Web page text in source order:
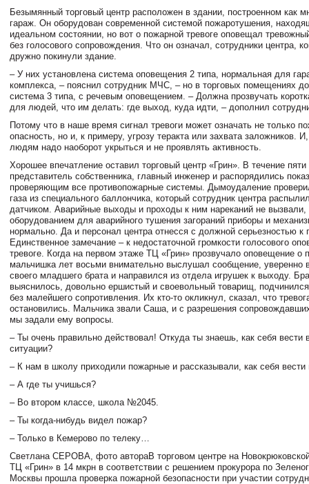
Безымянный торговый центр расположен в здании, построенном как
гараж. Он оборудован современной системой пожаротушения,
идеальном состоянии, но вот о пожарной тревоге оповещал
без голосового сопровождения. Что он означал, сотрудники центра,
дружно покинули здание.
– У них установлена система оповещения 2 типа, нормальная для
комплекса, – пояснил сотрудник МЧС, – но в торговых помещениях
система 3 типа, с речевым оповещением. – Должна прозвучать
для людей, что им делать: где выход, куда идти, – дополнил
Потому что в наше время сигнал тревоги может означать не только
опасность, но и, к примеру, угрозу теракта или захвата заложников.
людям надо наоборот укрыться и не проявлять активность.
Хорошее впечатление оставил торговый центр «Грин». В течение
представитель собственника, главный инженер и распорядились
проверяющим все противопожарные системы. Дымоудаление
газа из специального баллончика, который сотрудник центра
датчиком. Аварийные выходы и проходы к ним нареканий не
оборудованием для аварийного тушения загораний приборы и
нормально. Да и персонал центра отнесся с должной серьезностью к
Единственное замечание – к недостаточной громкости голосового
тревоге. Когда на первом этаже ТЦ «Грин» прозвучало оповещение о
мальчишка лет восьми внимательно выслушал сообщение, уверенно
своего младшего брата и направился из отдела игрушек к выходу.
выяснилось, довольно ершистый и своевольный товарищ,
без малейшего сопротивления. Их кто-то окликнул, сказал, что
остановились. Мальчика звали Саша, и с разрешения
мы задали ему вопросы.
– Ты очень правильно действовал! Откуда ты знаешь, как себя вести
ситуации?
– К нам в школу приходили пожарные и рассказывали, как себя вести
– А где ты учишься?
– Во втором классе, школа №2045.
– Ты когда-нибудь видел пожар?
– Только в Кемерово по телеку…
Светлана СЕРОВА, фото автораВ торговом центре на
ТЦ «Грин» в 14 мкрн в соответствии с решением прокурора по
Москвы прошла проверка пожарной безопасности при участии